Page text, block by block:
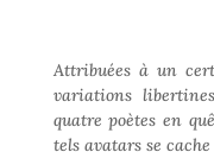
Attribuées à un
variations
quatre poètes en
tels avatars se